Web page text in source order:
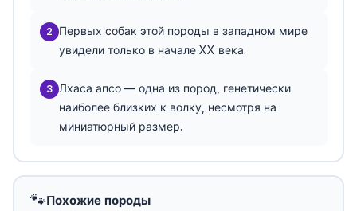
2 Первых собак этой породы в западном мире
увидели только в начале XX века.
3 Лхаса апсо — одна из пород, генетически
наиболее близких к волку, несмотря на
миниатюрный размер.
🐾Похожие породы